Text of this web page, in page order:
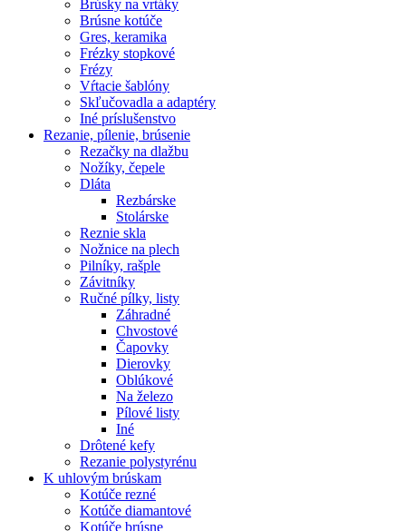
Brúsky na vrtáky
Brúsne kotúče
Gres, keramika
Frézky stopkové
Frézy
Vŕtacie šablóny
Skľučovadla a adaptéry
Iné príslušenstvo
Rezanie, pílenie, brúsenie
Rezačky na dlažbu
Nožíky, čepele
Dláta
Rezbárske
Stolárske
Reznie skla
Nožnice na plech
Pilníky, rašple
Závitníky
Ručné pílky, listy
Záhradné
Chvostové
Čapovky
Dierovky
Oblúkové
Na železo
Pílové listy
Iné
Drôtené kefy
Rezanie polystyrénu
K uhlovým brúskam
Kotúče rezné
Kotúče diamantové
Kotúče brúsne